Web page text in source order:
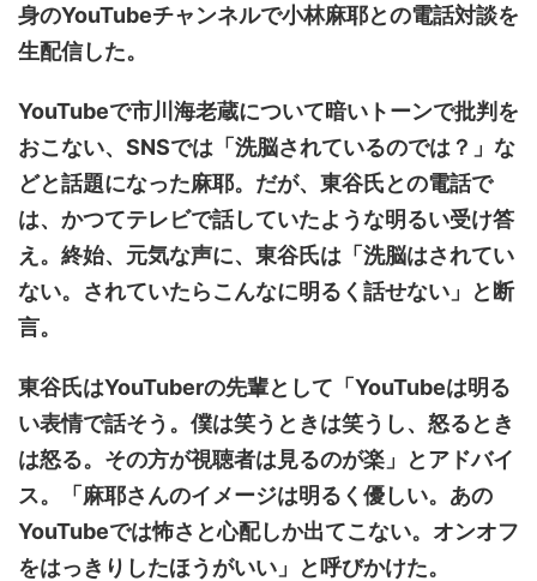
身のYouTubeチャンネルで小林麻耶との電話対談を
生配信した。
YouTubeで市川海老蔵について暗いトーンで批判を
おこない、SNSでは「洗脳されているのでは？」な
どと話題になった麻耶。だが、東谷氏との電話で
は、かつてテレビで話していたような明るい受け答
え。終始、元気な声に、東谷氏は「洗脳はされてい
ない。されていたらこんなに明るく話せない」と断
言。
東谷氏はYouTuberの先輩として「YouTubeは明る
い表情で話そう。僕は笑うときは笑うし、怒るとき
は怒る。その方が視聴者は見るのが楽」とアドバイ
ス。「麻耶さんのイメージは明るく優しい。あの
YouTubeでは怖さと心配しか出てこない。オンオフ
をはっきりしたほうがいい」と呼びかけた。